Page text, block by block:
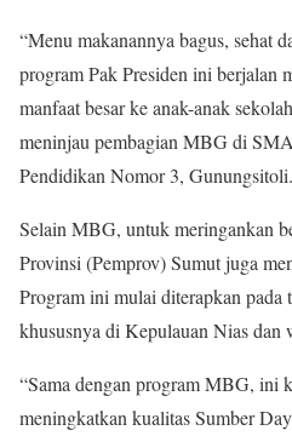
“Menu makanannya bagus, sehat
program Pak Presiden ini berjalan
manfaat besar ke anak-anak
meninjau pembagian MBG di
Pendidikan Nomor 3, Gunungsitoli.
Selain MBG, untuk meringankan
Provinsi (Pemprov) Sumut juga
Program ini mulai diterapkan pada
khususnya di Kepulauan Nias dan
“Sama dengan program MBG, ini
meningkatkan kualitas Sumber